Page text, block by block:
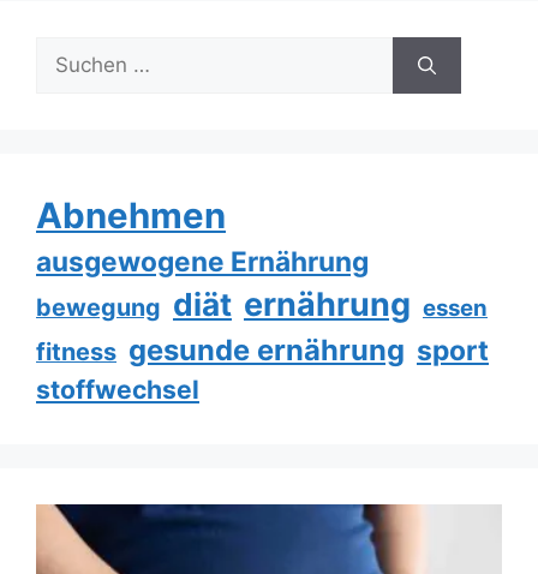
Suche
nach:
Abnehmen
ausgewogene Ernährung
bewegung diät ernährung essen
fitness gesunde ernährung sport
stoffwechsel